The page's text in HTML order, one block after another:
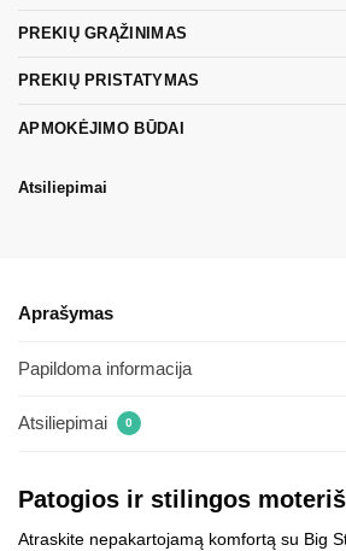
PREKIŲ GRĄŽINIMAS
PREKIŲ PRISTATYMAS
APMOKĖJIMO BŪDAI
Atsiliepimai
Aprašymas
Papildoma informacija
Atsiliepimai 0
Patogios ir stilingos
Atraskite nepakartojamą komfortą su Big